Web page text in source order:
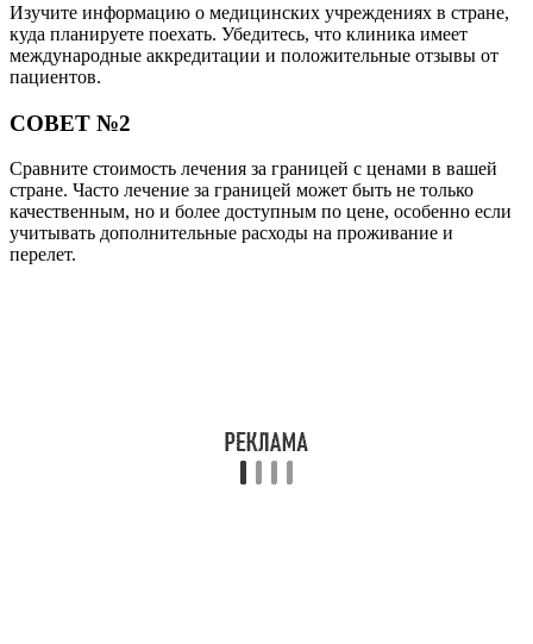
Изучите информацию о медицинских учреждениях в стране,
куда планируете поехать. Убедитесь, что клиника имеет
международные аккредитации и положительные отзывы от
пациентов.
СОВЕТ №2
Сравните стоимость лечения за границей с ценами в вашей
стране. Часто лечение за границей может быть не только
качественным, но и более доступным по цене, особенно если
учитывать дополнительные расходы на проживание и
перелет.